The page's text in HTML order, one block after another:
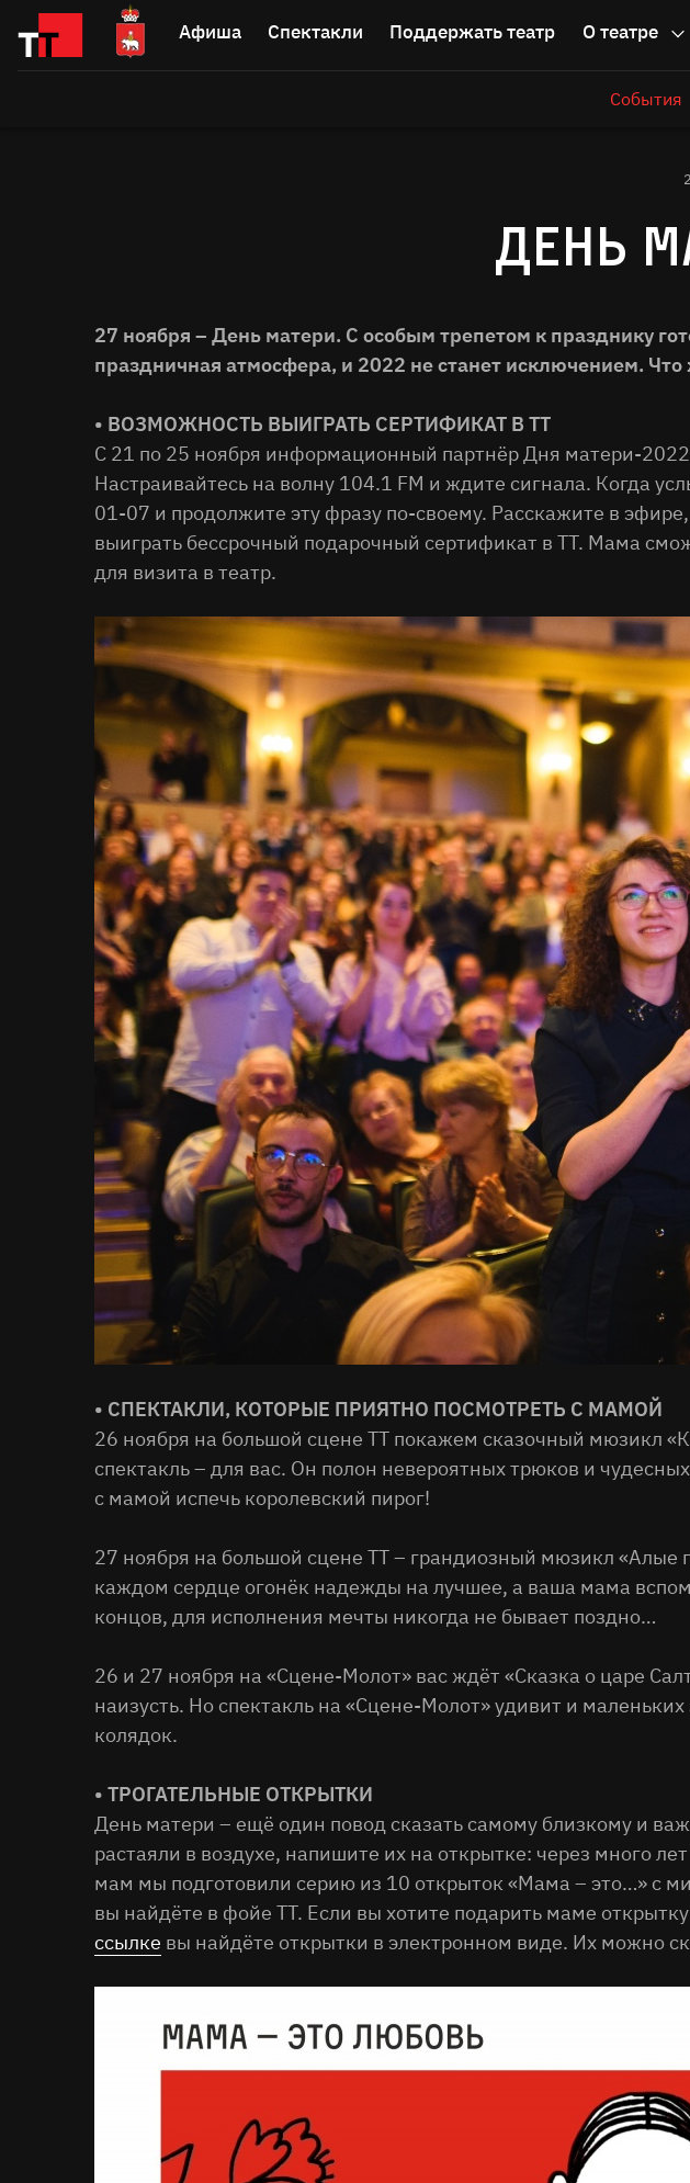
Афиша Спектакли Поддержать театр О театре
События
ДЕНЬ
27 ноября – День матери. С особым трепетом к празднику
праздничная атмосфера, и 2022 не станет исключением. Что
• ВОЗМОЖНОСТЬ ВЫИГРАТЬ СЕРТИФИКАТ В ТТ
С 21 по 25 ноября информационный партнёр Дня матери-
Настраивайтесь на волну 104.1 FM и ждите сигнала. Когда
01-07 и продолжите эту фразу по-своему. Расскажите в
выиграть бессрочный подарочный сертификат в ТТ. Мама
для визита в театр.
• СПЕКТАКЛИ, КОТОРЫЕ ПРИЯТНО ПОСМОТРЕТЬ С МАМОЙ
26 ноября на большой сцене ТТ покажем сказочный мюзикл
спектакль – для вас. Он полон невероятных трюков и
с мамой испечь королевский пирог!
27 ноября на большой сцене ТТ – грандиозный мюзикл
каждом сердце огонёк надежды на лучшее, а ваша мама
концов, для исполнения мечты никогда не бывает поздно…
26 и 27 ноября на «Сцене-Молот» вас ждёт «Сказка о царе
наизусть. Но спектакль на «Сцене-Молот» удивит и
колядок.
• ТРОГАТЕЛЬНЫЕ ОТКРЫТКИ
День матери – ещё один повод сказать самому близкому и
растаяли в воздухе, напишите их на открытке: через много
мам мы подготовили серию из 10 открыток «Мама – это…»
вы найдёте в фойе ТТ. Если вы хотите подарить маме
ссылке вы найдёте открытки в электронном виде. Их можно